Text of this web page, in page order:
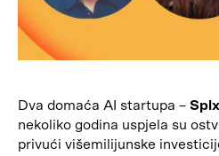
Dva domaća AI startupa –
nekoliko godina uspjela su
privući višemilijunske